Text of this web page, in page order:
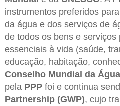
instrumentos preferidos
da água e dos serviços de
de todos os bens e serviços
essenciais à vida (saúde,
educação, habitação,
Conselho Mundial da Água
pela PPP foi e continua
Partnership (GWP), cujo